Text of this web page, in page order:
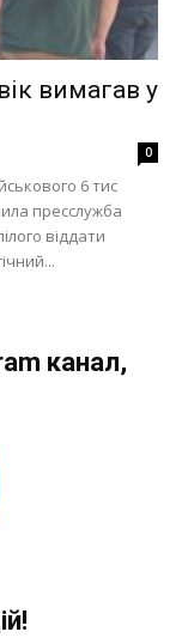
вимагав у
0
6 тис
пресслужба
віддати
канал,